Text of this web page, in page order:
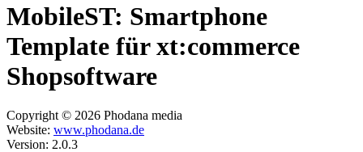
MobileST: Smartphone
Template für xt:commerce
Shopsoftware
Copyright © 2026 Phodana media
Website: www.phodana.de
Version: 2.0.3